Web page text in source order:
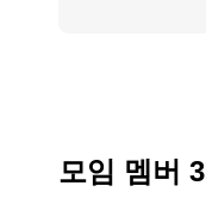
모임 멤버 3